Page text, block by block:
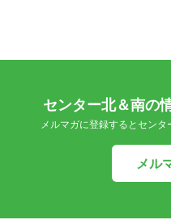
センター北＆南の
メルマガに登録するとセン
メル